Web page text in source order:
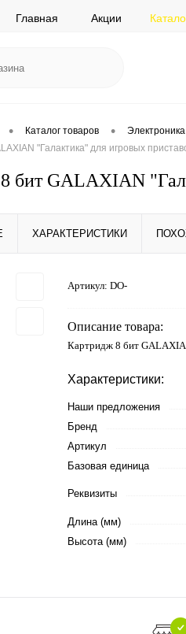
Главная Акции
• Каталог товаров • Электроника
"Галактика" для игровых
бит GALAXIAN
ХАРАКТЕРИСТИКИ
Артикул: DO-
Описание товара:
Картридж 8 бит
Характеристики:
Наши предложения
Бренд
Артикул
Базовая единица
Реквизиты
Длина (мм)
Высота (мм)